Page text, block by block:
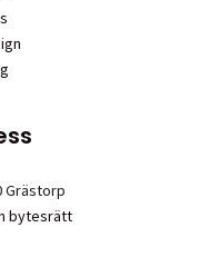
Grästorp
bytesrätt